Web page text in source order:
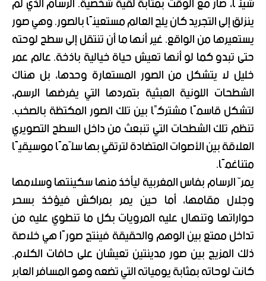
ينزلق إلى التجريد كان يلج العالم مستعينًا بالصور. وهي صور
يستعيرها من الواقع. غير أنها ما أن تنتقل إلى سطح لوحته
حتى تبدو كما لو أنها تعيش حياة خيالية باذخة. عالم عمر
خليل لا يتشكل من الصور المستعارة وحدها، بل هناك
الشطحات اللونية العبثية بتمردها التي يفرضها الرسم،
لتشكل قاسمًا مشتركًا بين تلك الصور المكتظة بالصخب.
تنظم تلك الشطحات التي تنبعث من داخل السطح التصويري
العلاقة بين الأصوات المتضادة لترتقي بها سلّمًا موسيقيًا
متناغمًا.
يمرّ الرسام بفاس المغربية ليأخذ منها سكينتها وسلامها
وجلال مقامها، أما حين يمر بمراكش فيؤخذ بسحر
حواراتها وتنهال عليه المرويات بكل ما تنطوي عليه من
تداخل ممتع بين الوهم والحقيقة فينتج صورًا هي خلاصة
ذلك المزيج بين صور مدينتين تعيشان على حافات الكلام.
كانت لوحاته بمثابة يومياته التي تضعه وهو المسافر العابر